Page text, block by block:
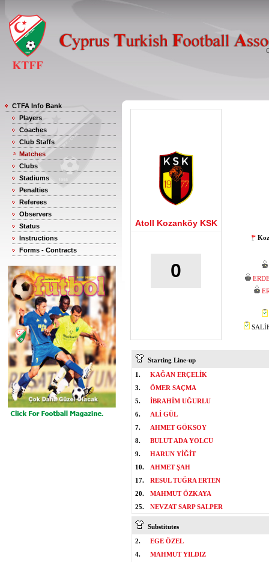
CTFA Info Bank
Players
Coaches
Club Staffs
Matches
Clubs
Stadiums
Penalties
Referees
Observers
Status
Instructions
Forms - Contracts
Atoll Kozanköy KSK
0
Starting Line-up
1.
KAĞAN ERÇELİK
3.
ÖMER SAÇMA
5.
İBRAHİM UĞURLU
6.
ALİ GÜL
7.
AHMET GÖKSOY
8.
BULUT ADA YOLCU
9.
HARUN YİĞİT
10.
AHMET ŞAH
17.
RESUL TUĞRA ERTEN
20.
MAHMUT ÖZKAYA
25.
NEVZAT SARP SALPER
Substitutes
2.
EGE ÖZEL
4.
MAHMUT YILDIZ